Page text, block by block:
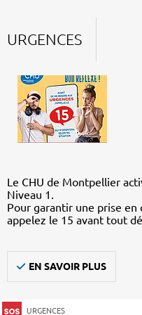
URGENCES
Le CHU de Montpellier
Niveau 1.
Pour garantir une prise en
appelez le 15 avant tout
EN SAVOIR PLUS
URGENCES